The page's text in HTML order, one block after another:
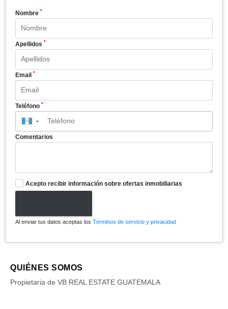
Nombre *
Apellidos *
Email *
Teléfono *
▼
Comentarios
Acepto recibir información sobre ofertas inmobiliarias
Al enviar tus datos aceptas los Términos de servicio y privacidad
QUIÉNES SOMOS
Propietaria de VB REAL ESTATE GUATEMALA